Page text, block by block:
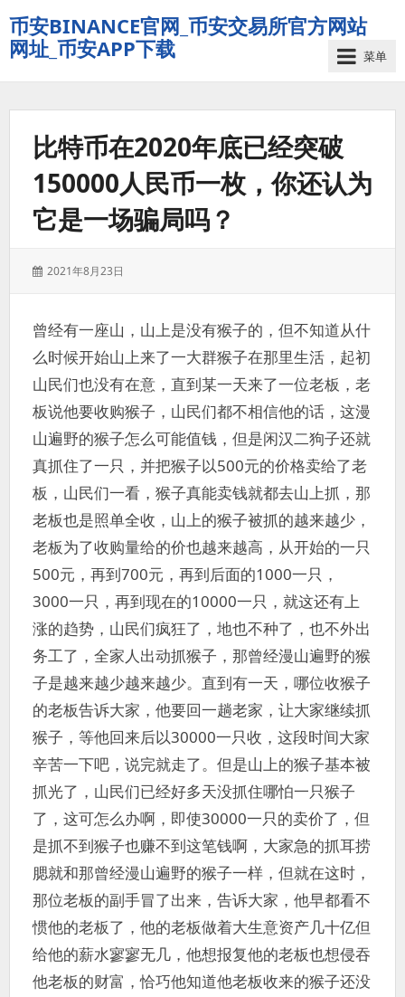
币安BINANCE官网_币安交易所官方网站
网址_币安APP下载
菜单
比特币在2020年底已经突破
150000人民币一枚，你还认为
它是一场骗局吗？
发
2021年8月23日
曾经有一座山，山上是没有猴子的，但不知道从什
么时候开始山上来了一大群猴子在那里生活，起初
山民们也没有在意，直到某一天来了一位老板，老
板说他要收购猴子，山民们都不相信他的话，这漫
山遍野的猴子怎么可能值钱，但是闲汉二狗子还就
真抓住了一只，并把猴子以500元的价格卖给了老
板，山民们一看，猴子真能卖钱就都去山上抓，那
老板也是照单全收，山上的猴子被抓的越来越少，
老板为了收购量给的价也越来越高，从开始的一只
500元，再到700元，再到后面的1000一只，
3000一只，再到现在的10000一只，就这还有上
涨的趋势，山民们疯狂了，地也不种了，也不外出
务工了，全家人出动抓猴子，那曾经漫山遍野的猴
子是越来越少越来越少。直到有一天，哪位收猴子
的老板告诉大家，他要回一趟老家，让大家继续抓
猴子，等他回来后以30000一只收，这段时间大家
辛苦一下吧，说完就走了。但是山上的猴子基本被
抓光了，山民们已经好多天没抓住哪怕一只猴子
了，这可怎么办啊，即使30000一只的卖价了，但
是抓不到猴子也赚不到这笔钱啊，大家急的抓耳捞
腮就和那曾经漫山遍野的猴子一样，但就在这时，
那位老板的副手冒了出来，告诉大家，他早都看不
惯他的老板了，他的老板做着大生意资产几十亿但
给他的薪水寥寥无几，他想报复他的老板也想侵吞
他老板的财富，恰巧他知道他老板收来的猴子还没